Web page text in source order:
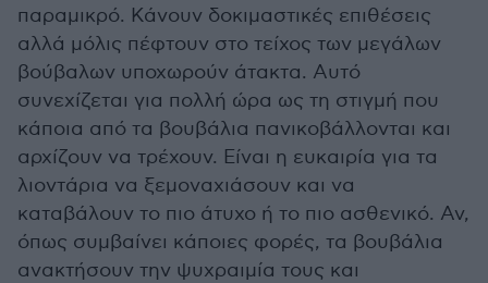
παραμικρό. Κάνουν δοκιμαστικές επιθέσεις
αλλά μόλις πέφτουν στο τείχος των μεγάλων
βούβαλων υποχωρούν άτακτα. Αυτό
συνεχίζεται για πολλή ώρα ως τη στιγμή που
κάποια από τα βουβάλια πανικοβάλλονται και
αρχίζουν να τρέχουν. Είναι η ευκαιρία για τα
λιοντάρια να ξεμοναχιάσουν και να
καταβάλουν το πιο άτυχο ή το πιο ασθενικό. Αν,
όπως συμβαίνει κάποιες φορές, τα βουβάλια
ανακτήσουν την ψυχραιμία τους και